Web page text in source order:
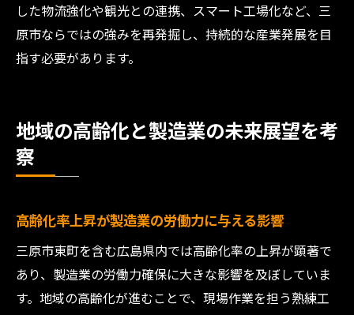
した物流強化や観光との連携、スマート工場化など、三
原市ならではの強みを再発掘し、持続的な産業発展を目
指す必要があります。
地域の高齢化と製造業の未来展望を考
察
高齢化率上昇が製造業の労働力に与える影響
三原市東町を含む広島県内では高齢化率の上昇が顕著で
あり、製造業の労働力確保に大きな影響を及ぼしていま
す。地域の高齢化が進むことで、現場作業を担う熟練工